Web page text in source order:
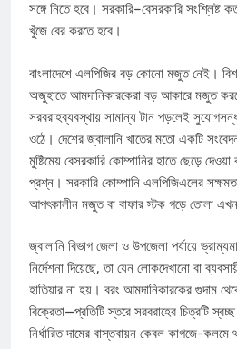
সঙ্গে নিতে হবে। সরকারি–বেসরকারি সংশ্লিষ্ট
খুঁজে বের করতে হবে।
বাংলাদেশে এলপিজির বড় কোনো মজুত নেই।
অজুহাতে আমদানিকারকেরা বড় আকারে মজুত
সরবরাহব্যবস্থায় সামান্য টান পড়লেই
ওঠে। দেশের জ্বালানি খাতের মতো একটি
মুষ্টিমেয় বেসরকারি কোম্পানির হাতে ছেড়ে
প্রশ্ন। সরকারি কোম্পানি এলপিজিএলের সক্ষমতা
আপৎকালীন মজুত বা বাফার স্টক গড়ে তোলা এখন
জ্বালানি বিভাগ জেলা ও উপজেলা পর্যায়ে
নির্দেশনা দিয়েছে, তা যেন লোকদেখানো বা
হাতিয়ার না হয়। বরং আমদানিকারকের গুদাম
বিক্রেতা—প্রতিটি স্তরে সরবরাহের চিত্রটি
নির্ধারিত দামের বাস্তবায়ন কেবল কাগজে-কলমে